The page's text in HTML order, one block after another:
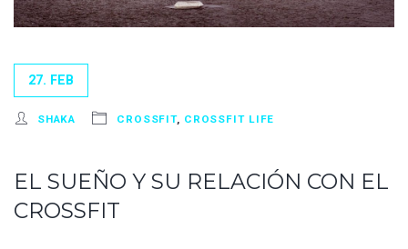
27. FEB
SHAKA CROSSFIT, CROSSFIT LIFE
EL SUEÑO Y SU RELACIÓN CON EL
CROSSFIT